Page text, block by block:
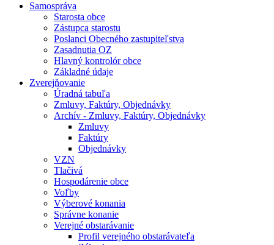
Samospráva
Starosta obce
Zástupca starostu
Poslanci Obecného zastupiteľstva
Zasadnutia OZ
Hlavný kontrolór obce
Základné údaje
Zverejňovanie
Úradná tabuľa
Zmluvy, Faktúry, Objednávky
Archív - Zmluvy, Faktúry, Objednávky
Zmluvy
Faktúry
Objednávky
VZN
Tlačivá
Hospodárenie obce
Voľby
Výberové konania
Správne konanie
Verejné obstarávanie
Profil verejného obstarávateľa